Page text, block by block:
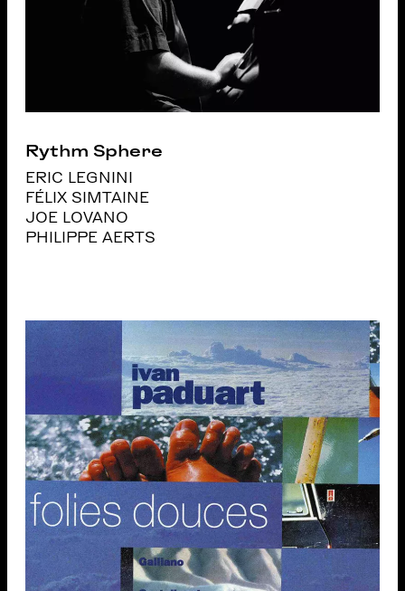
Rythm Sphere
ERIC LEGNINI
FÉLIX SIMTAINE
JOE LOVANO
PHILIPPE AERTS